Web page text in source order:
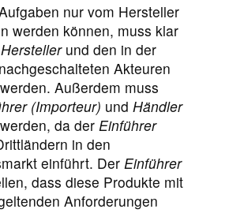
nur vom Hersteller
werden können, muss klar
Herstellerund den in der
Akteuren
Außerdem muss
(Importeur) und Händler
da der Einführer
in den
einführt. Der Einführer
dass diese Produkte mit
Anforderungen